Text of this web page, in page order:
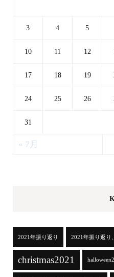
3 4 5
10 11 12
17 18 19
24 25 26
31
« 7月
2021年振り返り 2021年振り返り
christmas2021